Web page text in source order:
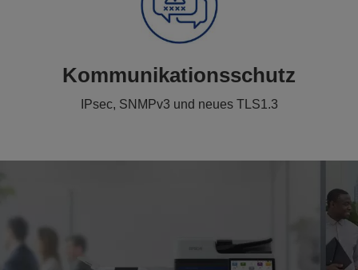
Kommunikationsschutz
IPsec, SNMPv3 und neues TLS1.3